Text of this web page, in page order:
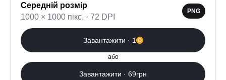
0
Завантажити зараз
Додаткові послуги
Середній розмір
1000 × 1000 пікс. · 72 DPI
PNG
Завантажити · 1
або
Завантажити · 69грн